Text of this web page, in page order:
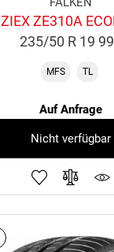
ZIEX ZE310A
235/50 R 19
MFS TL
Auf Anfrage
Nicht verfügbar